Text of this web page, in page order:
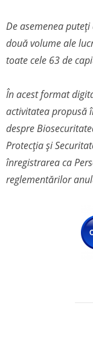
De asemenea
două volume ale
toate cele 63 de
În acest format
activitatea propusă
despre
Protecția și
înregistrarea ca
reglementărilor